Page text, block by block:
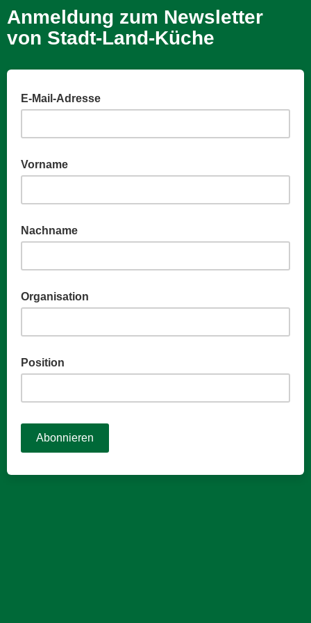
Anmeldung zum Newsletter
von Stadt-Land-Küche
E-Mail-Adresse
Vorname
Nachname
Organisation
Position